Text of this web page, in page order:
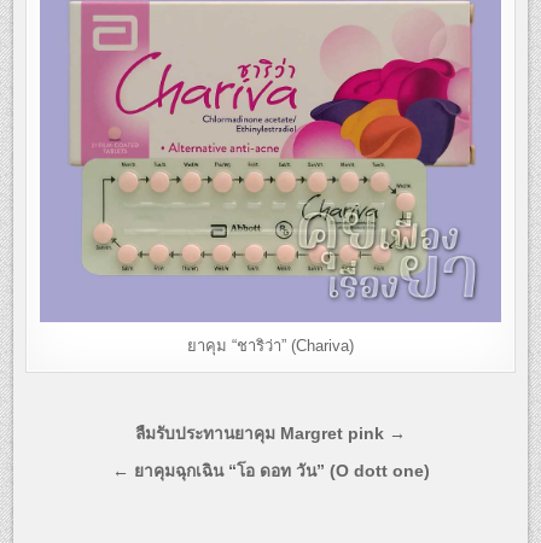
ยาคุม “ชาริว่า” (Chariva)
แนะแนวลืมรับประทานยาคุม Margret pink →
← ยาคุมฉุกเฉิน “โอ ดอท วัน” (O dott one)